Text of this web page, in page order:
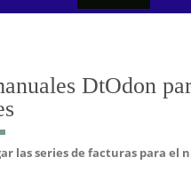
DtOdon
las series de facturas para el